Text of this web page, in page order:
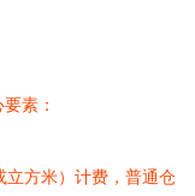
素：
立方米）计费，普通仓